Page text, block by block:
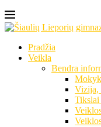
Pradžia
Veikla
Bendra
Vizija,
Tikslai